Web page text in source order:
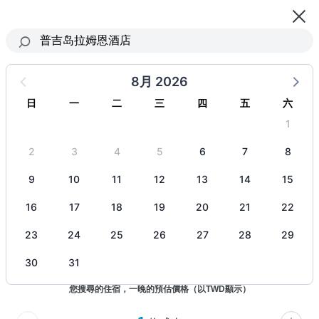
普吉岛拉姆恩酒店
8月 2026
日 一 二 三 四 五
六
1
2 3 4 5 6 7 8
9 10 11 12 13 14 15
16 17 18 19 20 21 22
23 24 25 26 27 28 29
30 31
您搜尋的住宿，一晚的預估價格（以TWD顯示）